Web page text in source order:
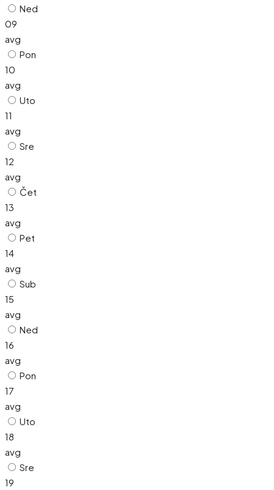
Ned
09
avg
Pon
10
avg
Uto
11
avg
Sre
12
avg
Čet
13
avg
Pet
14
avg
Sub
15
avg
Ned
16
avg
Pon
17
avg
Uto
18
avg
Sre
19